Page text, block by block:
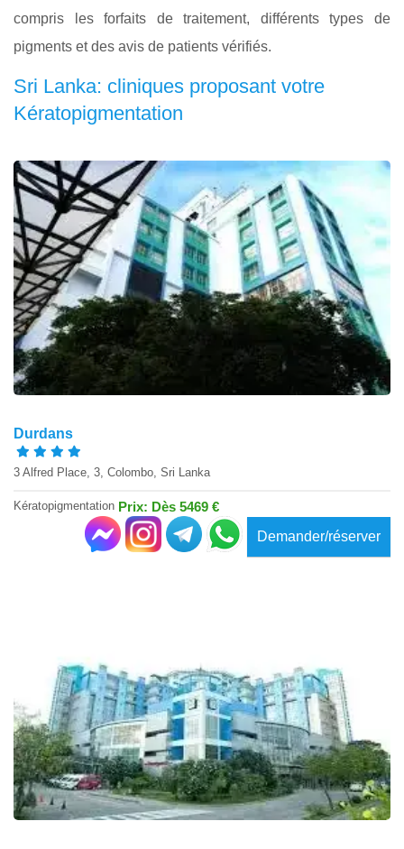
compris les forfaits de traitement, différents types de
pigments et des avis de patients vérifiés.
Sri Lanka: cliniques proposant votre
Kératopigmentation
Durdans
3 Alfred Place, 3, Colombo, Sri Lanka
Kératopigmentation Prix: Dès 5469 €
Demander/réserver